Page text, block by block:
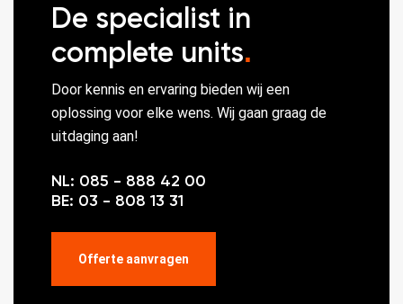
De specialist in
complete units.
Door kennis en ervaring bieden wij een
oplossing voor elke wens. Wij gaan graag de
uitdaging aan!
NL: 085 - 888 42 00
BE: 03 - 808 13 31
Offerte aanvragen